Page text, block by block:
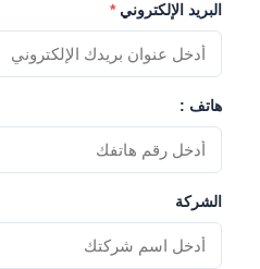
البريد الإلكتروني*
هاتف :
الشركة